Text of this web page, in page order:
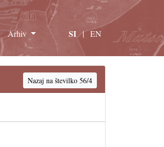
Arhiv SI | EN
Nazaj na številko 56/4